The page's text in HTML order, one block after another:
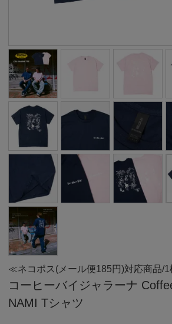
≪ネコポス(メール便185円)対応商品/
コーヒーバイジャラーナ
NAMI Tシャツ